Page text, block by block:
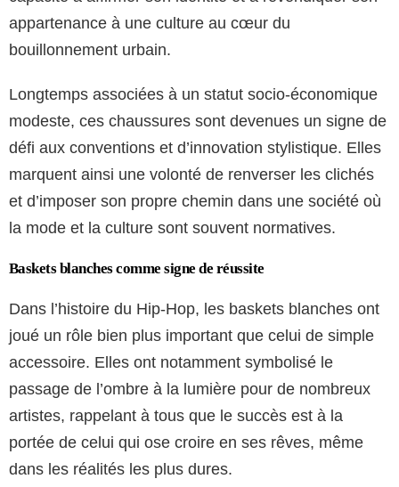
appartenance à une culture au cœur du
bouillonnement urbain.
Longtemps associées à un statut socio-économique
modeste, ces chaussures sont devenues un signe de
défi aux conventions et d’innovation stylistique. Elles
marquent ainsi une volonté de renverser les clichés
et d’imposer son propre chemin dans une société où
la mode et la culture sont souvent normatives.
Baskets blanches comme signe de réussite
Dans l’histoire du Hip-Hop, les baskets blanches ont
joué un rôle bien plus important que celui de simple
accessoire. Elles ont notamment symbolisé le
passage de l’ombre à la lumière pour de nombreux
artistes, rappelant à tous que le succès est à la
portée de celui qui ose croire en ses rêves, même
dans les réalités les plus dures.